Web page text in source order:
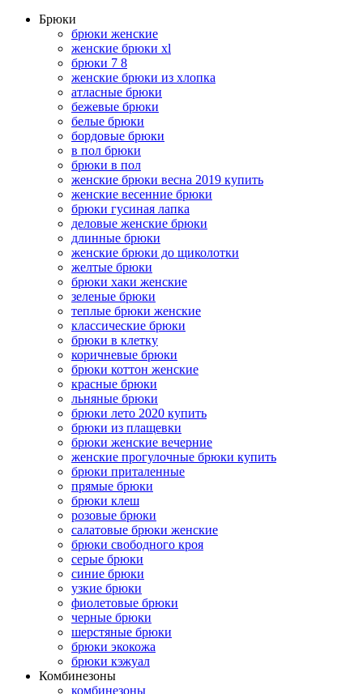
Брюки
брюки женские
женские брюки xl
брюки 7 8
женские брюки из хлопка
атласные брюки
бежевые брюки
белые брюки
бордовые брюки
в пол брюки
брюки в пол
женские брюки весна 2019 купить
женские весенние брюки
брюки гусиная лапка
деловые женские брюки
длинные брюки
женские брюки до щиколотки
желтые брюки
брюки хаки женские
зеленые брюки
теплые брюки женские
классические брюки
брюки в клетку
коричневые брюки
брюки коттон женские
красные брюки
льняные брюки
брюки лето 2020 купить
брюки из плащевки
брюки женские вечерние
женские прогулочные брюки купить
брюки приталенные
прямые брюки
брюки клеш
розовые брюки
салатовые брюки женские
брюки свободного кроя
серые брюки
синие брюки
узкие брюки
фиолетовые брюки
черные брюки
шерстяные брюки
брюки экокожа
брюки кэжуал
Комбинезоны
комбинезоны